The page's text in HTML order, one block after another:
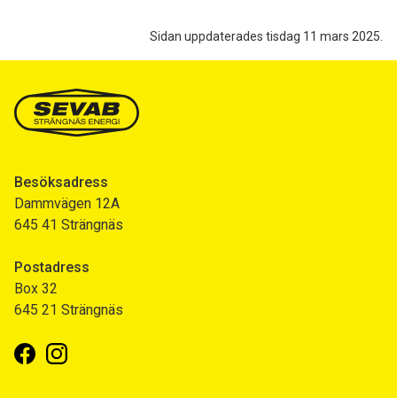
Sidan uppdaterades tisdag 11 mars 2025.
Besöksadress
Dammvägen 12A
645 41 Strängnäs
Postadress
Box 32
645 21 Strängnäs
FacebookInstagram